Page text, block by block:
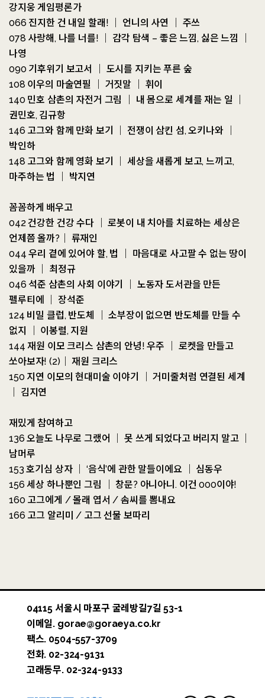
강지웅 게임평론가
066 진지한 건 내일 할래! ｜ 언니의 사연 ｜ 주쓰
078 사랑해, 나를 너를! ｜ 감각 탐색 – 좋은 느낌, 싫은 느낌 ｜
나영
090 기후위기 보고서 ｜ 도시를 지키는 푸른 숲
108 이우의 마술연필 ｜ 거짓말 ｜ 휘이
140 민호 삼촌의 자전거 그림 ｜ 내 몸으로 세계를 재는 일 ｜
권민호, 김규항
146 고그와 함께 만화 보기 ｜ 전쟁이 삼킨 섬, 오키나와 ｜
박인하
148 고그와 함께 영화 보기 ｜ 세상을 새롭게 보고, 느끼고,
마주하는 법 ｜ 박지연
꼼꼼하게 배우고
042 건강한 건강 수다 ｜ 로봇이 내 치아를 치료하는 세상은
언제쯤 올까?｜ 류재인
044 우리 곁에 있어야 할, 법 ｜ 마음대로 사고팔 수 없는 땅이
있을까 ｜ 최정규
046 석준 삼촌의 사회 이야기 ｜ 노동자 도서관을 만든
펠루티에 ｜ 장석준
124 비밀 클럽, 반도체 ｜ 소부장이 없으면 반도체를 만들 수
없지 ｜ 이봉렬, 지원
144 재원 이모 크리스 삼촌의 안녕! 우주 ｜ 로켓을 만들고
쏘아보자! (2)｜ 재원 크리스
150 지연 이모의 현대미술 이야기 ｜ 거미줄처럼 연결된 세계
｜ 김지연
재밌게 참여하고
136 오늘도 나무로 그랬어 ｜ 못 쓰게 되었다고 버리지 말고 ｜
남머루
153 호기심 상자 ｜ ‘음식’에 관한 말들이에요 ｜ 심동우
156 세상 하나뿐인 그림 ｜ 창문? 아니아니. 이건 000이야!
160 고그에게 / 몰래 엽서 / 솜씨를 뽐내요
166 고그 알리미 / 고그 선물 보따리
04115 서울시 마포구 굴레방길7길 53-1
이메일. gorae@goraeya.co.kr
팩스. 0504-557-3709
전화. 02-324-9131
고래동무. 02-324-9133